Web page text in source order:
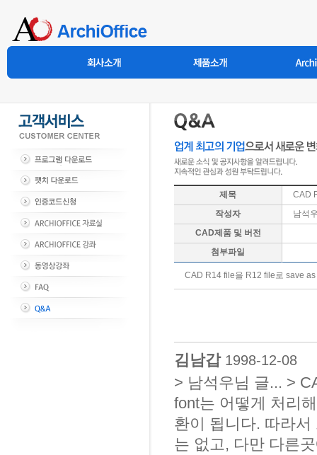
제목
CAD
작성자
남석
CAD제품 및 버전
첨부파일
CAD R14 file을 R12 file로 save
김남갑 1998-12-08
> 남석우님 글... >
font는 어떻게 처리
환이 됩니다. 따라
는 없고, 다만 다른